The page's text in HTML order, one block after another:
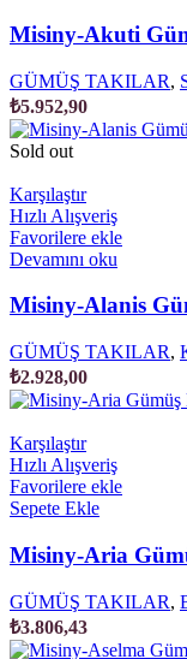
Misiny-Akuti
GÜMÜŞ TAKILAR,
₺5.952,90
Sold out
Karşılaştır
Hızlı Alışveriş
Favorilere ekle
Devamını oku
Misiny-Alanis
GÜMÜŞ TAKILAR,
₺2.928,00
Karşılaştır
Hızlı Alışveriş
Favorilere ekle
Sepete Ekle
Misiny-Aria
GÜMÜŞ TAKILAR,
₺3.806,43